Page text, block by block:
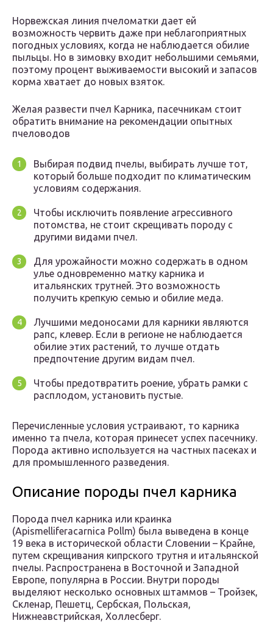
Норвежская линия пчеломатки дает ей
возможность червить даже при неблагоприятных
погодных условиях, когда не наблюдается обилие
пыльцы. Но в зимовку входит небольшими семьями,
поэтому процент выживаемости высокий и запасов
корма хватает до новых взяток.
Желая развести пчел Карника, пасечникам стоит
обратить внимание на рекомендации опытных
пчеловодов
Выбирая подвид пчелы, выбирать лучше тот,
который больше подходит по климатическим
условиям содержания.
Чтобы исключить появление агрессивного
потомства, не стоит скрещивать породу с
другими видами пчел.
Для урожайности можно содержать в одном
улье одновременно матку карника и
итальянских трутней. Это возможность
получить крепкую семью и обилие меда.
Лучшими медоносами для карники являются
рапс, клевер. Если в регионе не наблюдается
обилие этих растений, то лучше отдать
предпочтение другим видам пчел.
Чтобы предотвратить роение, убрать рамки с
расплодом, установить пустые.
Перечисленные условия устраивают, то карника
именно та пчела, которая принесет успех пасечнику.
Порода активно используется на частных пасеках и
для промышленного разведения.
Описание породы пчел карника
Порода пчел карника или краинка
(Apismelliferacarnica Pollm) была выведена в конце
19 века в исторической области Словении – Крайне,
путем скрещивания кипрского трутня и итальянской
пчелы. Распространена в Восточной и Западной
Европе, популярна в России. Внутри породы
выделяют несколько основных штаммов – Тройзек,
Скленар, Пешетц, Сербская, Польская,
Нижнеавстрийская, Холлесберг.